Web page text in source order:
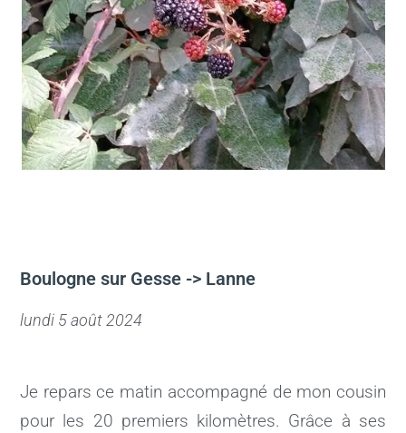
Boulogne sur Gesse -> Lanne
lundi 5 août 2024
Je repars ce matin accompagné de mon cousin
pour les 20 premiers kilomètres. Grâce à ses